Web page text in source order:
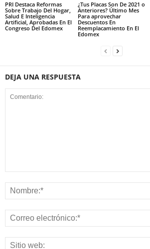
PRI Destaca Reformas
Sobre Trabajo Del Hogar,
Salud E Inteligencia
Artificial, Aprobadas En El
Congreso Del Edomex
¿Tus Placas Son De 2021 o
Anteriores? Último Mes
Para aprovechar
Descuentos En
Reemplacamiento En El
Edomex
DEJA UNA RESPUESTA